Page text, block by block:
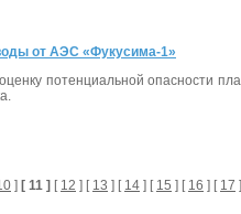
от АЭС «Фукусима-1»
потенциальной опасности
] [ 11 ] [ 12 ] [ 13 ] [ 14 ] [ 15 ] [ 16 ] [ 17